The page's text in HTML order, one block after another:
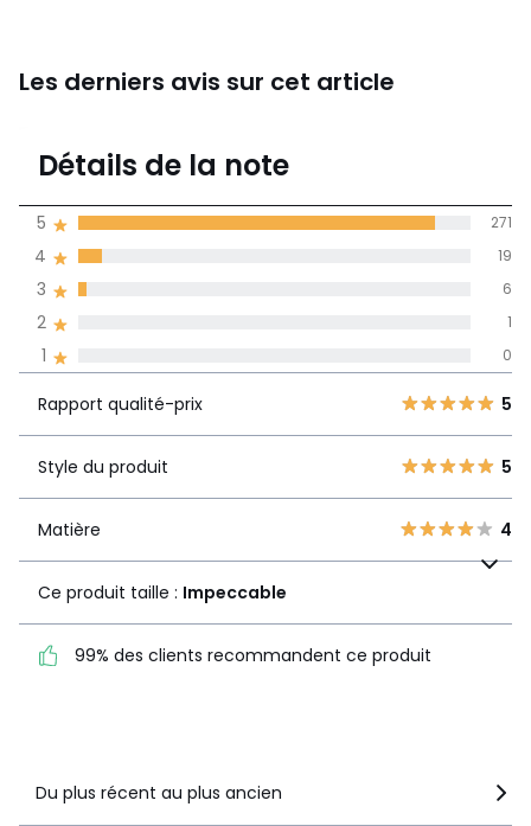
Les derniers avis sur cet article
4,9
moyenne des avis
dans toutes les
1 0
2
3 6
4
5 5
recommandent ce produit
Détails de la note
1 0
2 1
3 6
4 19
5 271
Rapport qualité-prix 5
Style du produit 5
Matière 4
Ce produit taille : Impeccable
99% des clients recommandent ce produit
Du plus récent au plus ancien